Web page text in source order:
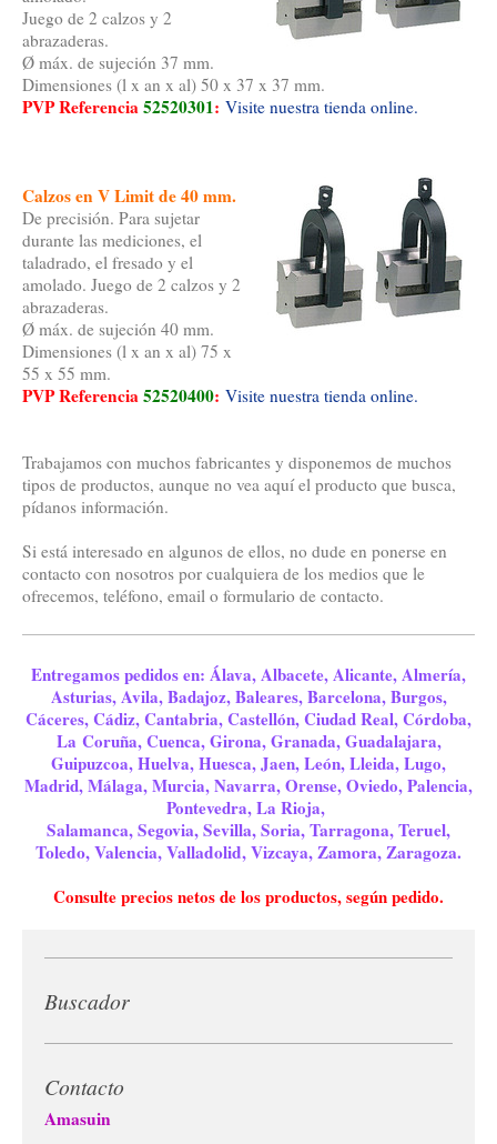
Juego de 2 calzos y 2
abrazaderas.
Ø máx. de sujeción 37 mm.
Dimensiones (l x an x al) 50 x 37 x 37 mm.
PVP Referencia52520301: Visite nuestra tienda online.
Calzos en V Limit de 40 mm.
De precisión. Para sujetar
durante las mediciones, el
taladrado, el fresado y el
amolado. Juego de 2 calzos y 2
abrazaderas.
Ø máx. de sujeción 40 mm.
Dimensiones (l x an x al) 75 x
55 x 55 mm.
PVP Referencia52520400: Visite nuestra tienda online.
Trabajamos con muchos fabricantes y disponemos de muchos
tipos de productos, aunque no vea aquí el producto que busca,
pídanos información.
Si está interesado en algunos de ellos, no dude en ponerse en
contacto con nosotros por cualquiera de los medios que le
ofrecemos, teléfono, email o formulario de contacto.
Entregamos pedidos en: Álava, Albacete, Alicante, Almería,
Asturias, Avila, Badajoz, Baleares, Barcelona, Burgos,
Cáceres, Cádiz, Cantabria, Castellón, Ciudad Real, Córdoba,
La Coruña, Cuenca, Girona, Granada, Guadalajara,
Guipuzcoa, Huelva, Huesca, Jaen, León, Lleida, Lugo,
Madrid, Málaga, Murcia, Navarra, Orense, Oviedo, Palencia,
Pontevedra, La Rioja,
Salamanca, Segovia, Sevilla, Soria, Tarragona, Teruel,
Toledo, Valencia, Valladolid, Vizcaya, Zamora, Zaragoza.
Consulte precios netos de los productos, según pedido.
Buscador
Contacto
Amasuin